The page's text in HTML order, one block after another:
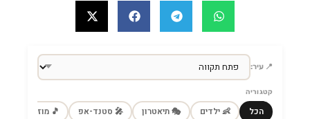
📍 עיר:
קטגוריה
הכל 👶 ילדים 🎭 תיאטרון 🎤 סטנד-אפ 🎵 מוזיקה